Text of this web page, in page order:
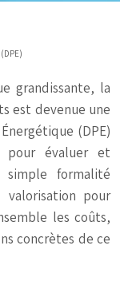
grandissante, la
est devenue une
(DPE)
pour évaluer et
simple formalité
pour
les coûts,
concrètes de ce